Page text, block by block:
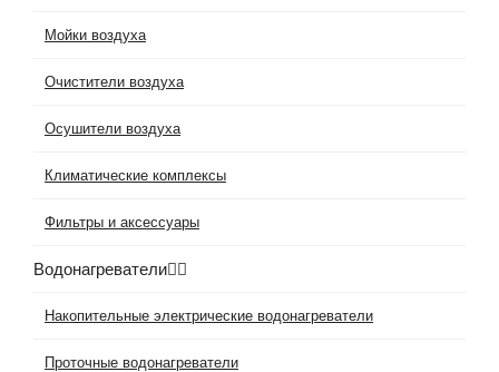
Мойки воздуха
Очистители воздуха
Осушители воздуха
Климатические комплексы
Фильтры и аксессуары
Водонагреватели
Накопительные электрические водонагреватели
Проточные водонагреватели